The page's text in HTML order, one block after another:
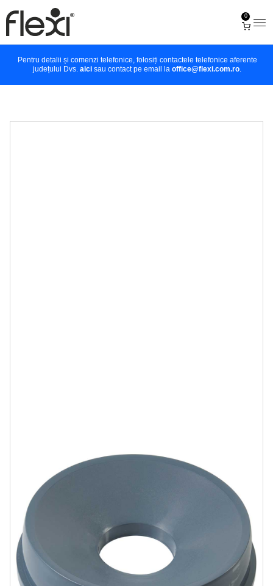
0
Pentru detalii și comenzi telefonice, folosiți contactele telefonice aferente
județului Dvs. aici sau contact pe email la office@flexi.com.ro.